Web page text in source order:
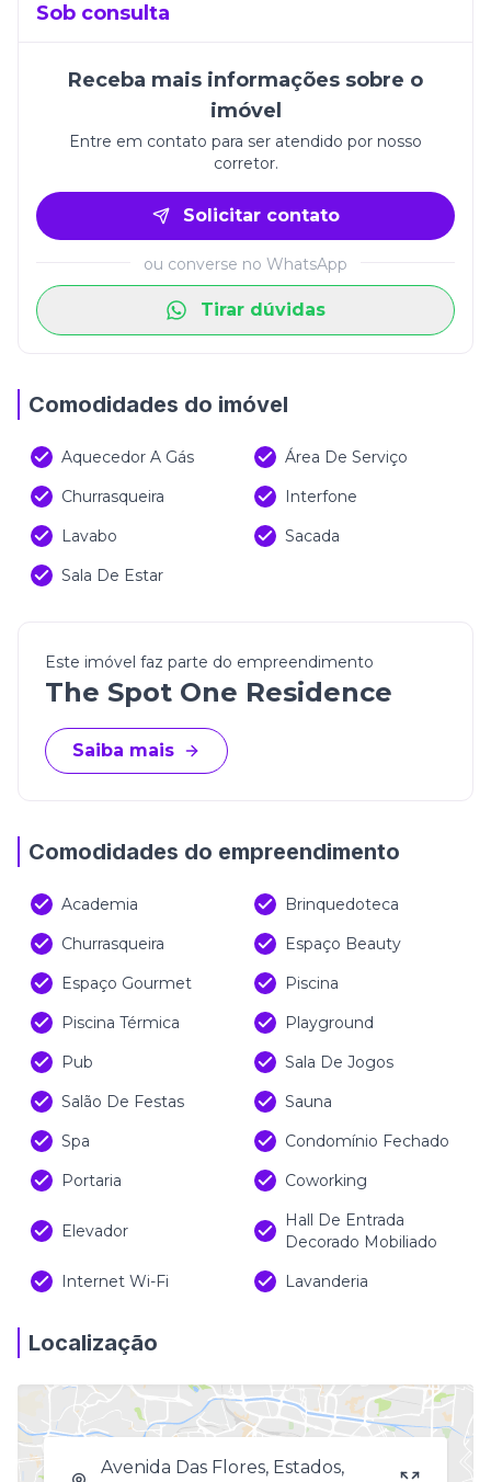
Sob consulta
Receba mais informações sobre o
imóvel
Entre em contato para ser atendido por nosso
corretor.
Solicitar contato
ou converse no WhatsApp
Tirar dúvidas
Comodidades do imóvel
Aquecedor A Gás
Área De Serviço
Churrasqueira
Interfone
Lavabo
Sacada
Sala De Estar
Este imóvel faz parte do empreendimento
The Spot One Residence
Saiba mais
Comodidades do empreendimento
Academia
Brinquedoteca
Churrasqueira
Espaço Beauty
Espaço Gourmet
Piscina
Piscina Térmica
Playground
Pub
Sala De Jogos
Salão De Festas
Sauna
Spa
Condomínio Fechado
Portaria
Coworking
Elevador
Hall De Entrada
Decorado Mobiliado
Internet Wi-Fi
Lavanderia
Localização
Avenida Das Flores, Estados,